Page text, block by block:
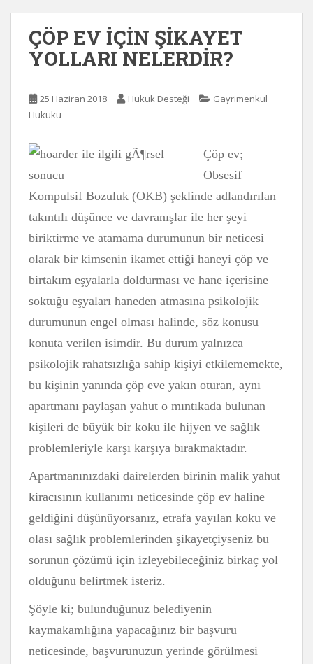
ÇÖP EV İÇİN ŞİKAYET
YOLLARI NELERDİR?
25 Haziran 2018 Hukuk Desteği
Gayrimenkul
Hukuku
Çöp ev;
Obsesif
Kompulsif Bozuluk (OKB) şeklinde adlandırılan
takıntılı düşünce ve davranışlar ile her şeyi
biriktirme ve atamama durumunun bir neticesi
olarak bir kimsenin ikamet ettiği haneyi çöp ve
birtakım eşyalarla doldurması ve hane içerisine
soktuğu eşyaları haneden atmasına psikolojik
durumunun engel olması halinde, söz konusu
konuta verilen isimdir. Bu durum yalnızca
psikolojik rahatsızlığa sahip kişiyi etkilememekte,
bu kişinin yanında çöp eve yakın oturan, aynı
apartmanı paylaşan yahut o mıntıkada bulunan
kişileri de büyük bir koku ile hijyen ve sağlık
problemleriyle karşı karşıya bırakmaktadır.
Apartmanınızdaki dairelerden birinin malik yahut
kiracısının kullanımı neticesinde çöp ev haline
geldiğini düşünüyorsanız, etrafa yayılan koku ve
olası sağlık problemlerinden şikayetçiyseniz bu
sorunun çözümü için izleyebileceğiniz birkaç yol
olduğunu belirtmek isteriz.
Şöyle ki; bulunduğunuz belediyenin
kaymakamlığına yapacağınız bir başvuru
neticesinde, başvurunuzun yerinde görülmesi